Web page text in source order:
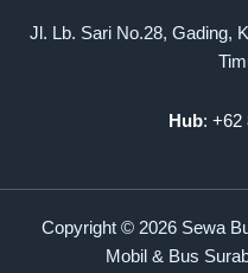
Jl. Lb. Sari No.28, Gading,
Hub: +62
Copyright © 2026 Sewa
Mobil & Bus